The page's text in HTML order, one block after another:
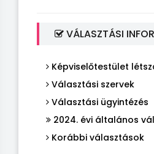
VÁLASZTÁSI
Képviselőtestület
Választási szervek
Választási ügyintézés
2024. évi általános
Korábbi választások